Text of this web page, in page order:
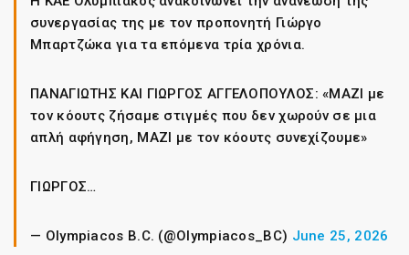
συνεργασίας της με τον προπονητή Γιώργο
Μπαρτζώκα για τα επόμενα τρία χρόνια.
ΠΑΝΑΓΙΩΤΗΣ ΚΑΙ ΓΙΩΡΓΟΣ ΑΓΓΕΛΟΠΟΥΛΟΣ: «ΜΑΖΙ με
τον κόουτς ζήσαμε στιγμές που δεν χωρούν σε μια
απλή αφήγηση, ΜΑΖΙ με τον κόουτς συνεχίζουμε»
ΓΙΩΡΓΟΣ…
— Olympiacos B.C. (@Olympiacos_BC) June 25, 2026